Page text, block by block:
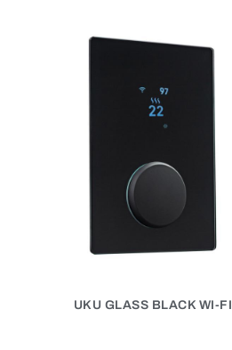
UKU GLASS BLACK WI-FI